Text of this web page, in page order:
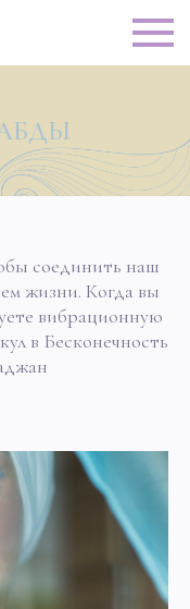
соединить наш
жизни. Когда вы
вибрационную
в Бесконечность